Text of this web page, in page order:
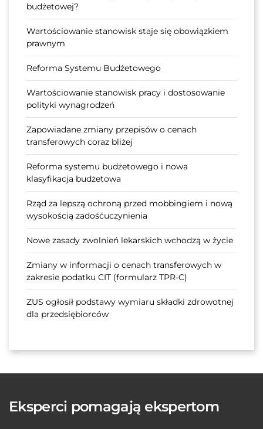
budżetowej?
Wartościowanie stanowisk staje się obowiązkiem
prawnym
Reforma Systemu Budżetowego
Wartościowanie stanowisk pracy i dostosowanie
polityki wynagrodzeń
Zapowiadane zmiany przepisów o cenach
transferowych coraz bliżej
Reforma systemu budżetowego i nowa
klasyfikacja budżetowa
Rząd za lepszą ochroną przed mobbingiem i nową
wysokością zadośćuczynienia
Nowe zasady zwolnień lekarskich wchodzą w życie
Zmiany w informacji o cenach transferowych w
zakresie podatku CIT (formularz TPR-C)
ZUS ogłosił podstawy wymiaru składki zdrowotnej
dla przedsiębiorców
Eksperci pomagają ekspertom